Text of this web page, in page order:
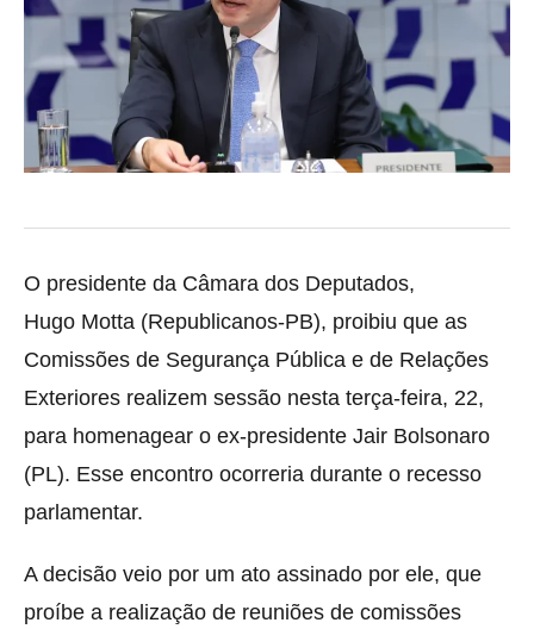
O presidente da Câmara dos Deputados,
Hugo Motta (Republicanos-PB), proibiu que as
Comissões de Segurança Pública e de Relações
Exteriores realizem sessão nesta terça-feira, 22,
para homenagear o ex-presidente Jair Bolsonaro
(PL). Esse encontro ocorreria durante o recesso
parlamentar.
A decisão veio por um ato assinado por ele, que
proíbe a realização de reuniões de comissões